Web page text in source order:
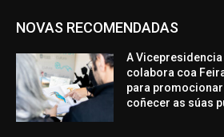
NOVAS RECOMENDADAS
A
colabora coa
para
coñecer as súas